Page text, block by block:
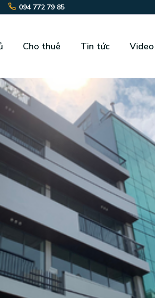
094 772 79 85
Cho thuê Tin tức Video